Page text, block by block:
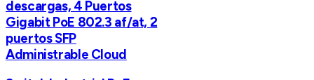
descargas, 4 Puertos
Gigabit PoE 802.3 af/at, 2
puertos SFP
Administrable Cloud